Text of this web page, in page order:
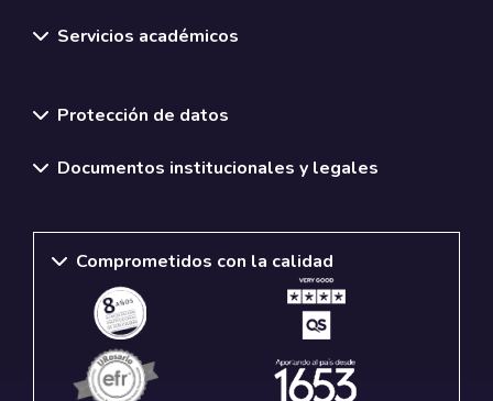
Servicios académicos
Protección de datos
Documentos institucionales y legales
Comprometidos con la calidad